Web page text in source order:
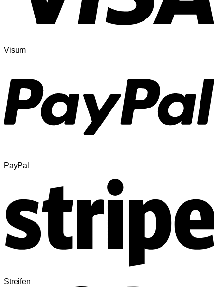
Visum
PayPal
Streifen